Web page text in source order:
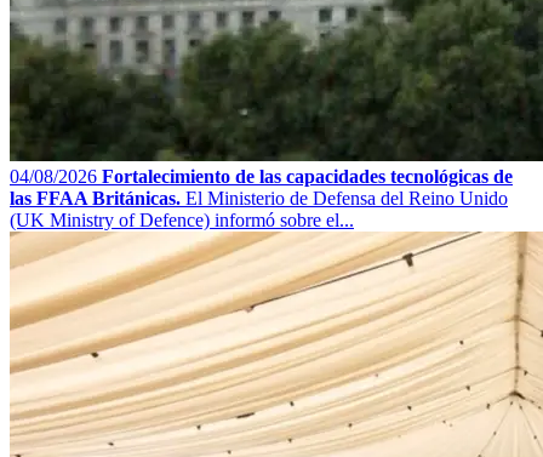
04/08/2026 Fortalecimiento de las capacidades tecnológicas de
las FFAA Británicas. El Ministerio de Defensa del Reino Unido
(UK Ministry of Defence) informó sobre el...